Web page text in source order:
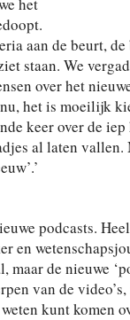
aan de beurt,
staan. We
over het
het is moeilijk
keer over de
al laten
podcasts.
en
maar de nieuwe
van de
kunt komen